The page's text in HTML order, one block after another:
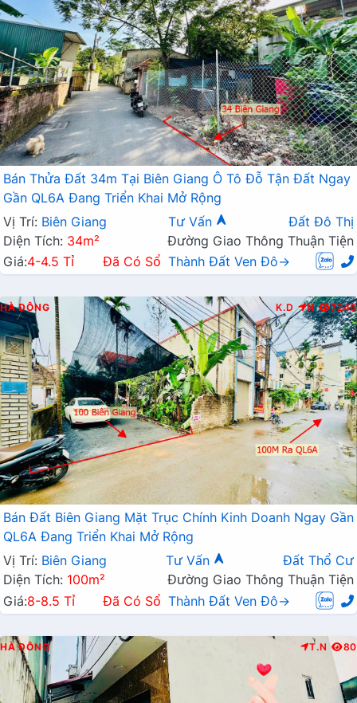
Bán Thửa Đất 34m Tại Biên Giang Ô Tô Đỗ Tận Đất Ngay
Gần QL6A Đang Triển Khai Mở Rộng
Vị Trí: Biên Giang Tư Vấn
Đất Đô Thị
Diện Tích: 34m²
Đường Giao Thông Thuận Tiện
Giá:4-4.5 Tỉ Đã Có Sổ Thành Đất Ven Đô→
HÀ ĐÔNG K.D N 7245
Bán Đất Biên Giang Mặt Trục Chính Kinh Doanh Ngay Gần
QL6A Đang Triển Khai Mở Rộng
Vị Trí: Biên Giang Tư Vấn
Đất Thổ Cư
Diện Tích: 100m²
Đường Giao Thông Thuận Tiện
Giá:8-8.5 Tỉ Đã Có Sổ Thành Đất Ven Đô→
HÀ ĐÔNG T.N 80